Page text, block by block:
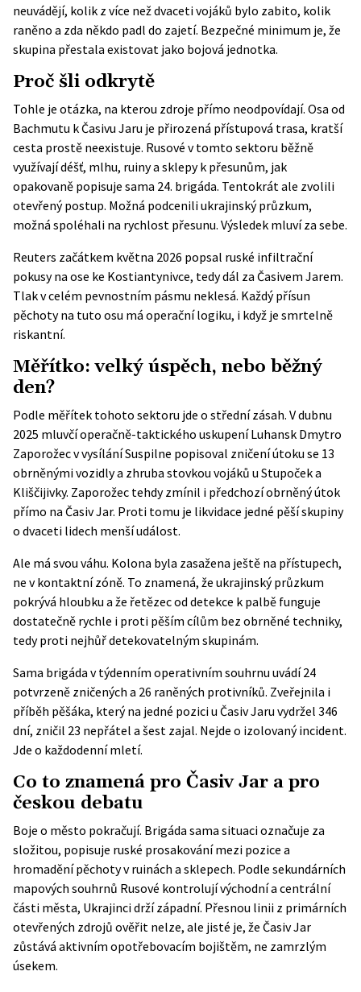
neuvádějí, kolik z více než dvaceti vojáků bylo zabito, kolik
raněno a zda někdo padl do zajetí. Bezpečné minimum je, že
skupina přestala existovat jako bojová jednotka.
Proč šli odkrytě
Tohle je otázka, na kterou zdroje přímo neodpovídají. Osa od
Bachmutu k Časivu Jaru je přirozená přístupová trasa, kratší
cesta prostě neexistuje. Rusové v tomto sektoru běžně
využívají déšť, mlhu, ruiny a sklepy k přesunům, jak
opakovaně popisuje sama 24. brigáda. Tentokrát ale zvolili
otevřený postup. Možná podcenili ukrajinský průzkum,
možná spoléhali na rychlost přesunu. Výsledek mluví za sebe.
Reuters začátkem května 2026 popsal ruské infiltrační
pokusyna ose ke Kostiantynivce, tedy dál za Časivem Jarem.
Tlak v celém pevnostním pásmu neklesá. Každý přísun
pěchoty na tuto osu má operační logiku, i když je smrtelně
riskantní.
Měřítko: velký úspěch, nebo běžný
den?
Podle měřítek tohoto sektoru jde o střední zásah. V dubnu
2025 mluvčí operačně-taktického uskupení Luhansk Dmytro
Zaporožec v vysílání Suspilne popisoval zničeníútoku se 13
obrněnými vozidly a zhruba stovkou vojáků u Stupoček a
Kliščijivky. Zaporožec tehdy zmínil i předchozí obrněný útok
přímo na Časiv Jar. Proti tomu je likvidace jedné pěší skupiny
o dvaceti lidech menší událost.
Ale má svou váhu. Kolona byla zasažena ještě na přístupech,
ne v kontaktní zóně. To znamená, že ukrajinský průzkum
pokrývá hloubku a že řetězec od detekce k palbě funguje
dostatečně rychle i proti pěším cílům bez obrněné techniky,
tedy proti nejhůř detekovatelným skupinám.
Sama brigáda v týdenním operativním souhrnu uvádí 24
potvrzeně zničených a 26 raněných protivníků. Zveřejnila i
příběh pěšáka, který na jedné pozici u Časiv Jaru vydržel 346
dní, zničil 23 nepřátel a šest zajal. Nejde o izolovaný incident.
Jde o každodenní mletí.
Co to znamená pro Časiv Jar a pro
českou debatu
Boje o město pokračují. Brigáda sama situaci označuje za
složitou, popisuje ruské prosakování mezi pozice a
hromadění pěchoty v ruinách a sklepech. Podle sekundárních
mapových souhrnů Rusové kontrolují východní a centrální
části města, Ukrajinci drží západní. Přesnou linii z primárních
otevřených zdrojů ověřit nelze, ale jisté je, že Časiv Jar
zůstává aktivním opotřebovacím bojištěm, ne zamrzlým
úsekem.